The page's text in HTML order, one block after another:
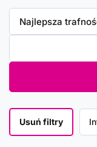
Zmień sortowanie
Najlepsza
Usuń filtry